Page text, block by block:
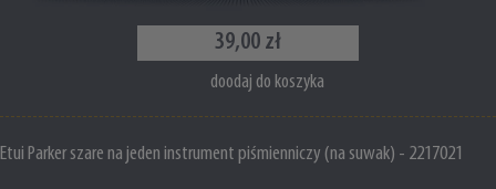
39,00 zł
doodaj do koszyka
Etui Parker szare na jeden instrument piśmienniczy (na suwak) - 2217021